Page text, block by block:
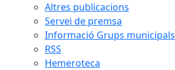
Altres publicacions
Servei de premsa
Informació Grups municipals
RSS
Hemeroteca